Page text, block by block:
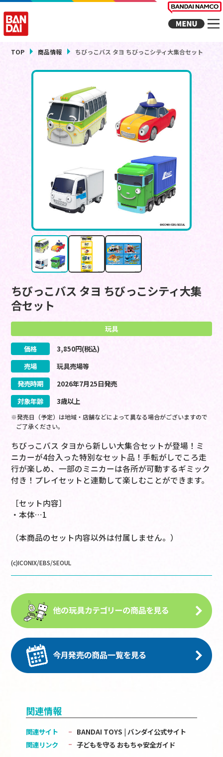
TOP 商品情報 ちびっこバス タヨ ちびっこシティ大集合セット
ちびっこバス タヨ ちびっこシティ大集
合セット
玩具
価格 3,850円(税込)
売場
玩具売場等
発売時期
2026年7月25日発売
対象年齢
3歳以上
※発売日（予定）は地域・店舗などによって異なる場合がございますので
ご了承ください。
ちびっこバス タヨから新しい大集合セットが登場！ミ
ニカーが4台入った特別なセット品！手転がしでころ走
行が楽しめ、一部のミニカーは各所が可動するギミック
付き！プレイセットと連動して楽しむことができます。
［セット内容］
・本体…1
（本商品のセット内容以外は付属しません。）
(c)ICONIX/EBS/SEOUL
関連情報
関連サイト
BANDAI TOYS | バンダイ公式サイト
関連リンク
子どもを守る おもちゃ安全ガイド